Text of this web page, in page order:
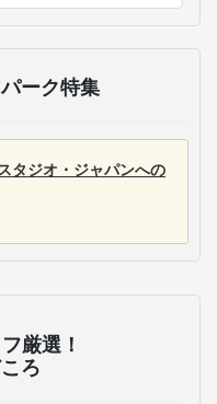
ーク特集
タジオ・ジャパンへの
厳選！
ろ